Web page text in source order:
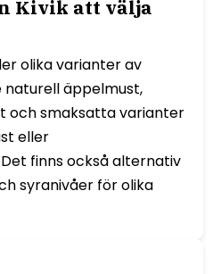
Kivik att välja
olika varianter av
naturell äppelmust,
och smaksatta varianter
eller
finns också alternativ
syranivåer för olika